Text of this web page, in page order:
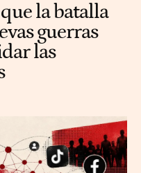
la batalla
guerras
las